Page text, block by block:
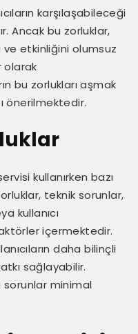
karşılaşabileceği
Ancak bu zorluklar,
etkinliğini olumsuz
olarak
bu zorlukları aşmak
önerilmektedir.
kullanırken bazı
teknik sorunlar,
kullanıcı
içermektedir.
daha bilinçli
sağlayabilir.
sorunlar minimal